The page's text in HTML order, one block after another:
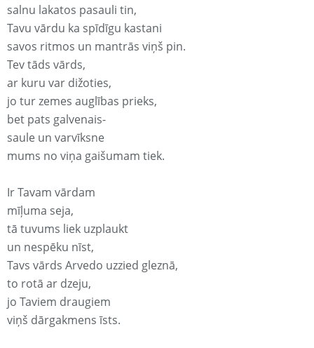
salnu lakatos pasauli tin,
Tavu vārdu ka spīdīgu kastani
savos ritmos un mantrās viņš pin.
Tev tāds vārds,
ar kuru var dižoties,
jo tur zemes auglības prieks,
bet pats galvenais-
saule un varvīksne
mums no viņa gaišumam tiek.
Ir Tavam vārdam
mīļuma seja,
tā tuvums liek uzplaukt
un nespēku nīst,
Tavs vārds Arvedo uzzied gleznā,
to rotā ar dzeju,
jo Taviem draugiem
viņš dārgakmens īsts.